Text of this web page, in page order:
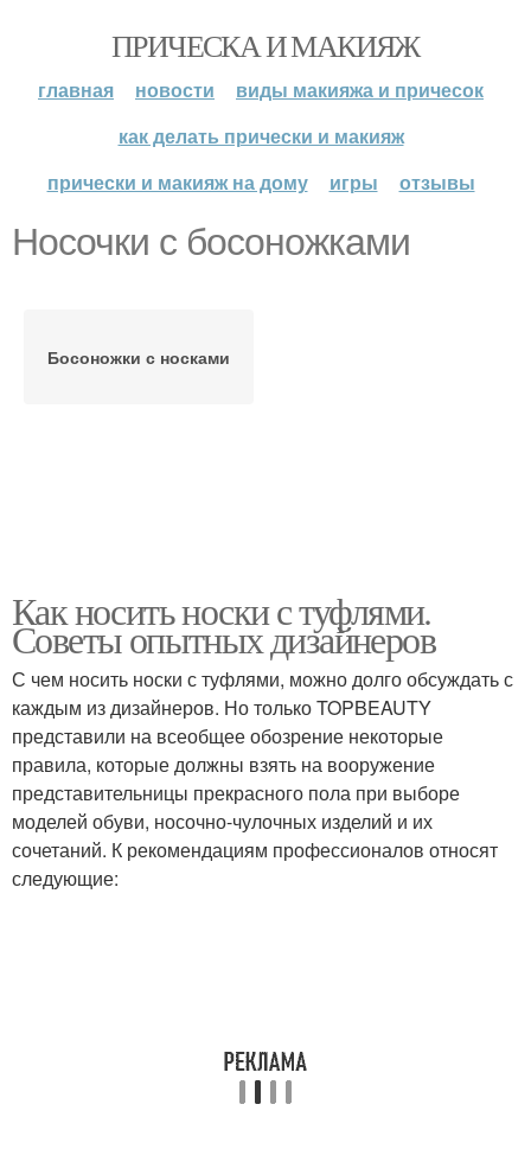
ПРИЧЕСКА И МАКИЯЖ
главная новости
виды макияжа и причесок
как делать прически и макияж
прически и макияж на дому
игры отзывы
Носочки с босоножками
Босоножки с носками
Как носить носки с туфлями.
Советы опытных дизайнеров
С чем носить носки с туфлями, можно долго обсуждать с
каждым из дизайнеров. Но только TOPBEAUTY
представили на всеобщее обозрение некоторые
правила, которые должны взять на вооружение
представительницы прекрасного пола при выборе
моделей обуви, носочно-чулочных изделий и их
сочетаний. К рекомендациям профессионалов относят
следующие: